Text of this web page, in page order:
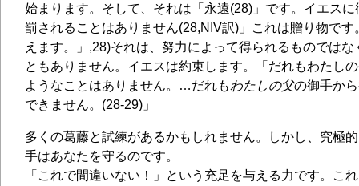
始まります。そして、それは「永遠(28)」です。イエス
罰されることはありません(28,NIV訳)」これは贈り物で
えます。」,28)それは、努力によって得られるものでは
ともありません。イエスは約束します。「だれもわたし
ようなことはありません。…だれもわたしの父の御手か
できません。(28-29)」
多くの葛藤と試練があるかもしれません。しかし、究極
手はあなたを守るのです。
「これで間違いない！」という充足を与える力です。こ